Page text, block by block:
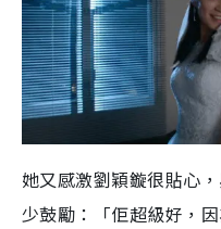
她又感激劉穎鏇很貼心
少鼓勵：「佢超級好，